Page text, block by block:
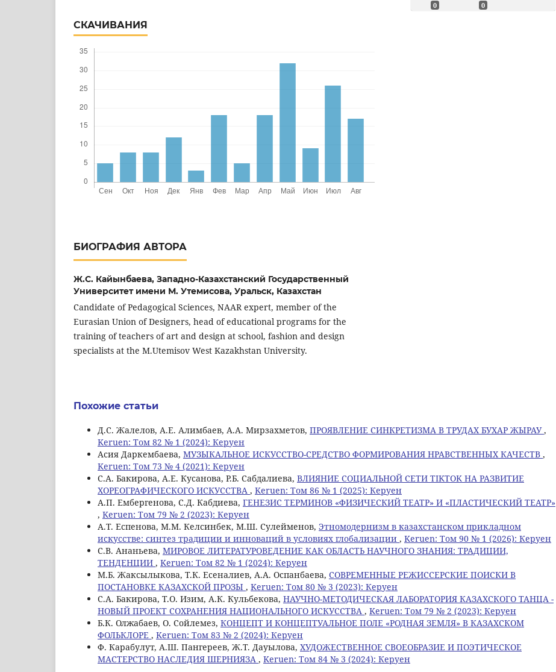
СКАЧИВАНИЯ
БИОГРАФИЯ АВТОРА
Ж.С. Кайынбаева, Западно-Казахстанский Государственный
Университет имени М. Утемисова, Уральск, Казахстан
Candidate of Pedagogical Sciences, NAAR expert, member of the
Eurasian Union of Designers, head of educational programs for the
training of teachers of art and design at school, fashion and design
specialists at the M.Utemisov West Kazakhstan University.
0 0
Похожие статьи
Д.С. Жалелов, А.Е. Алимбаев, А.А. Мирзахметов, ПРОЯВЛЕНИЕ СИНКРЕТИЗМА В ТРУДАХ БУХАР ЖЫРАУ,
Keruen: Том 82 № 1 (2024): Керуен
Асия Даркембаева, МУЗЫКАЛЬНОЕ ИСКУССТВО-СРЕДСТВО ФОРМИРОВАНИЯ НРАВСТВЕННЫХ КАЧЕСТВ ,
Keruen: Том 73 № 4 (2021): Керуен
С.А. Бакирова, А.Е. Кусанова, Р.Б. Сабдалиева, ВЛИЯНИЕ СОЦИАЛЬНОЙ СЕТИ TIKTOK НА РАЗВИТИЕ
ХОРЕОГРАФИЧЕСКОГО ИСКУССТВА , Keruen: Том 86 № 1 (2025): Керуен
А.П. Ембергенова, С.Д. Кабдиева, ГЕНЕЗИС ТЕРМИНОВ «ФИЗИЧЕСКИЙ ТЕАТР» И «ПЛАСТИЧЕСКИЙ ТЕАТР»
, Keruen: Том 79 № 2 (2023): Керуен
А.Т. Еспенова, М.М. Келсинбек, М.Ш. Сулейменов, Этномодернизм в казахстанском прикладном
искусстве: синтез традиции и инноваций в условиях глобализации , Keruen: Том 90 № 1 (2026): Керуен
С.В. Ананьева, МИРОВОЕ ЛИТЕРАТУРОВЕДЕНИЕ КАК ОБЛАСТЬ НАУЧНОГО ЗНАНИЯ: ТРАДИЦИИ,
ТЕНДЕНЦИИ , Keruen: Том 82 № 1 (2024): Керуен
М.Б. Жаксылыкова, Т.К. Есеналиев, А.А. Оспанбаева, СОВРЕМЕННЫЕ РЕЖИССЕРСКИЕ ПОИСКИ В
ПОСТАНОВКЕ КАЗАХСКОЙ ПРОЗЫ , Keruen: Том 80 № 3 (2023): Керуен
С.A. Бакирова, Т.О. Изим, А.К. Кульбекова, НАУЧНО-МЕТОДИЧЕСКАЯ ЛАБОРАТОРИЯ КАЗАХСКОГО ТАНЦА -
НОВЫЙ ПРОЕКТ СОХРАНЕНИЯ НАЦИОНАЛЬНОГО ИСКУССТВА , Keruen: Том 79 № 2 (2023): Керуен
Б.К. Олжабаев, О. Сойлемез, КОНЦЕПТ И КОНЦЕПТУАЛЬНОЕ ПОЛЕ «РОДНАЯ ЗЕМЛЯ» В КАЗАХСКОМ
ФОЛЬКЛОРЕ , Keruen: Том 83 № 2 (2024): Керуен
Ф. Карабулут, А.Ш. Пангереев, Ж.Т. Дауылова, ХУДОЖЕСТВЕННОЕ СВОЕОБРАЗИЕ И ПОЭТИЧЕСКОЕ
МАСТЕРСТВО НАСЛЕДИЯ ШЕРНИЯЗА , Keruen: Том 84 № 3 (2024): Керуен